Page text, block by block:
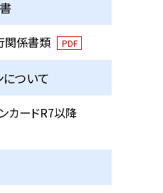
関係書類 PDF
について
カードR7以降